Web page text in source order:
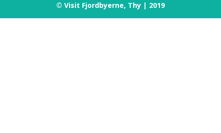
© Visit Fjordbyerne, Thy | 2019